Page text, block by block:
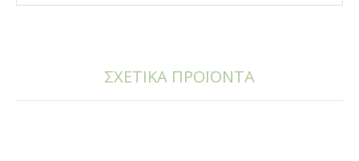
ΣΧΕΤΙΚΑ ΠΡΟΪΟΝΤΑ